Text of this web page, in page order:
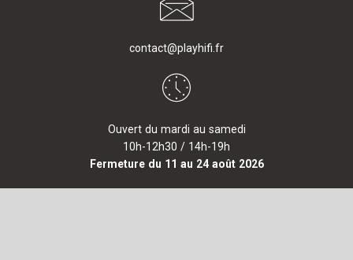
contact@playhifi.fr
Ouvert du mardi au samedi
10h-12h30 / 14h-19h
Fermeture du 11 au 24 août 2026